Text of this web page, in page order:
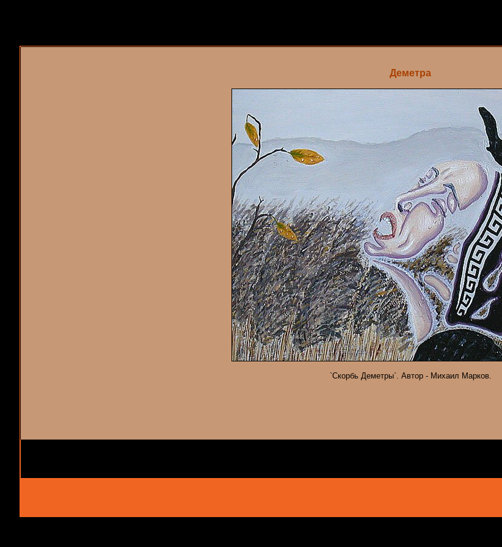
Деметра
`Скорбь Деметры`. Автор - Михаил Марков.